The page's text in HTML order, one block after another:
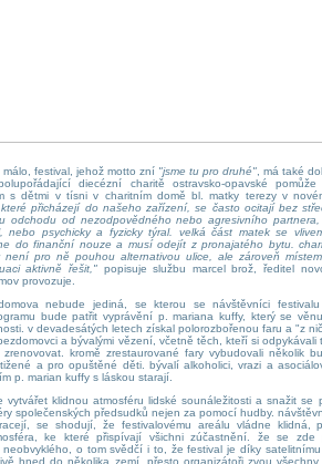
festival, jehož motto zní "jsme tu pro druhé", má také
diecézní charitě ostravsko-opavské pomůže
s dětmi v tísni v charitním domě bl. matky terezy v
které přicházejí do našeho zařízení, se často ocitají bez
odchodu od nezodpovědného nebo agresivního partnera,
nebo psychicky a fyzicky týral. velká část matek se
do finanční nouze a musí odejít z pronajatého bytu.
není pro ně pouhou alternativou ulice, ale zároveň
aktivně řešit,"popisuje službu marcel brož, ředitel
provozuje.
nebude jediná, se kterou se návštěvníci festivalu
bude patřit vyprávění p. mariana kuffy, který se
v devadesátých letech získal polorozbořenou faru a "z
a bývalými vězení, včetně těch, kteří si odpykávali
zrenovovat. kromě zrestaurované fary vybudovali několik
a pro opuštěné děti. bývalí alkoholici, vrazi a
p. marian kuffy s láskou starají.
vytvářet klidnou atmosféru lidské sounáležitosti a snažit se
společenských předsudků nejen za pomocí hudby.
se shodují, že festivalovému areálu vládne klidná,
ke které přispívají všichni zúčastnění. že se zde
neobvyklého, o tom svědčí i to, že festival je díky
hned do několika zemí. přesto organizátoři zvou všechny